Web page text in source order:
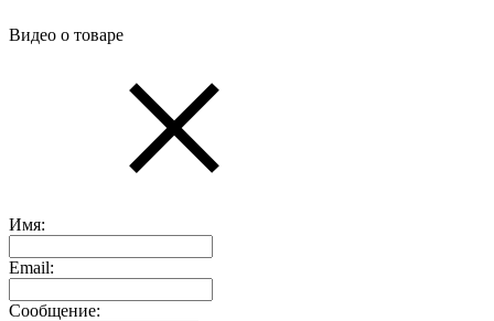
Видео о товаре
Имя:
Email:
Сообщение: